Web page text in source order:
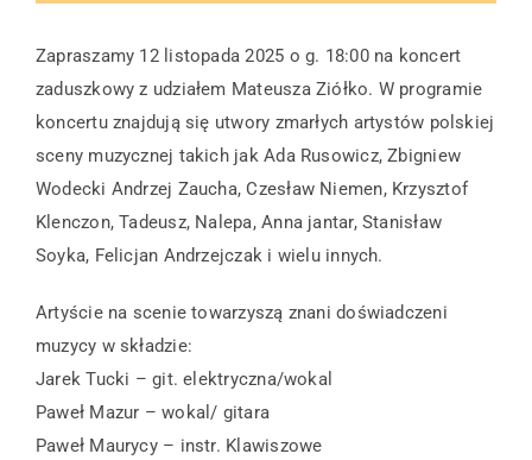
Zapraszamy 12 listopada 2025 o g. 18:00 na koncert
zaduszkowy z udziałem Mateusza Ziółko. W programie
koncertu znajdują się utwory zmarłych artystów polskiej
sceny muzycznej takich jak Ada Rusowicz, Zbigniew
Wodecki Andrzej Zaucha, Czesław Niemen, Krzysztof
Klenczon, Tadeusz, Nalepa, Anna jantar, Stanisław
Soyka, Felicjan Andrzejczak i wielu innych.
Artyście na scenie towarzyszą znani doświadczeni
muzycy w składzie:
Jarek Tucki – git. elektryczna/wokal
Paweł Mazur – wokal/ gitara
Paweł Maurycy – instr. Klawiszowe